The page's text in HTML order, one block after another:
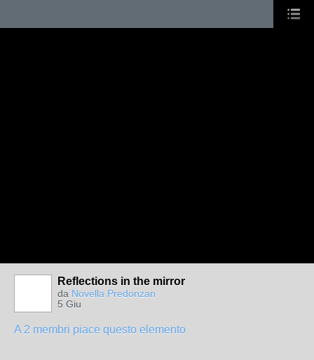
Reflections in the mirror
da Novella Predonzan
5 Giu
A 2 membri piace questo elemento